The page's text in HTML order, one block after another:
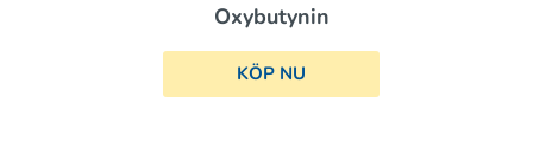
Oxybutynin
KÖP NU